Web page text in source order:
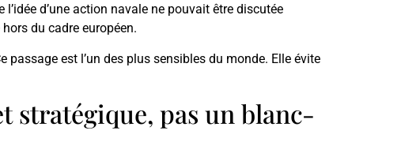
d’une action navale ne pouvait être discutée
du cadre européen.
est l’un des plus sensibles du monde. Elle évite
stratégique, pas un blanc-